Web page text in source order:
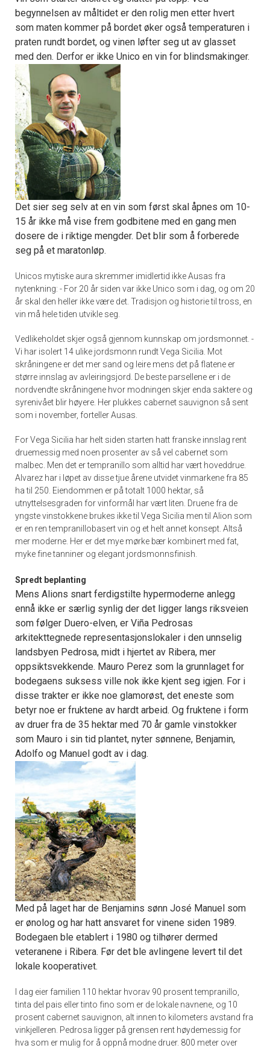
begynnelsen av måltidet er den rolig men etter hvert
som maten kommer på bordet øker også temperaturen i
praten rundt bordet, og vinen løfter seg ut av glasset
med den. Derfor er ikke Unico en vin for blindsmakinger.
Det sier seg selv at en vin som først skal åpnes om 10-
15 år ikke må vise frem godbitene med en gang men
dosere de i riktige mengder. Det blir som å forberede
seg på et maratonløp.
Unicos mytiske aura skremmer imidlertid ikke Ausas fra
nytenkning: - For 20 år siden var ikke Unico som i dag, og om 20
år skal den heller ikke være det. Tradisjon og historie til tross, en
vin må hele tiden utvikle seg.
Vedlikeholdet skjer også gjennom kunnskap om jordsmonnet. -
Vi har isolert 14 ulike jordsmonn rundt Vega Sicilia. Mot
skråningene er det mer sand og leire mens det på flatene er
større innslag av avleiringsjord. De beste parsellene er i de
nordvendte skråningene hvor modningen skjer enda saktere og
syrenivået blir høyere. Her plukkes cabernet sauvignon så sent
som i november, forteller Ausas.
For Vega Sicilia har helt siden starten hatt franske innslag rent
druemessig med noen prosenter av så vel cabernet som
malbec. Men det er tempranillo som alltid har vært hoveddrue.
Alvarez har i løpet av disse tjue årene utvidet vinmarkene fra 85
ha til 250. Eiendommen er på totalt 1000 hektar, så
utnyttelsesgraden for vinformål har vært liten. Druene fra de
yngste vinstokkene brukes ikke til Vega Sicilia men til Alion som
er en ren tempranillobasert vin og et helt annet konsept. Altså
mer moderne. Her er det mye mørke bær kombinert med fat,
myke fine tanniner og elegant jordsmonnsfinish.
Spredt beplanting
Mens Alions snart ferdigstilte hypermoderne anlegg
ennå ikke er særlig synlig der det ligger langs riksveien
som følger Duero-elven, er Viña Pedrosas
arkitekttegnede representasjonslokaler i den unnselig
landsbyen Pedrosa, midt i hjertet av Ribera, mer
oppsiktsvekkende. Mauro Perez som la grunnlaget for
bodegaens suksess ville nok ikke kjent seg igjen. For i
disse trakter er ikke noe glamorøst, det eneste som
betyr noe er fruktene av hardt arbeid. Og fruktene i form
av druer fra de 35 hektar med 70 år gamle vinstokker
som Mauro i sin tid plantet, nyter sønnene, Benjamin,
Adolfo og Manuel godt av i dag.
Med på laget har de Benjamins sønn José Manuel som
er ønolog og har hatt ansvaret for vinene siden 1989.
Bodegaen ble etablert i 1980 og tilhører dermed
veteranene i Ribera. Før det ble avlingene levert til det
lokale kooperativet.
I dag eier familien 110 hektar hvorav 90 prosent tempranillo,
tinta del pais eller tinto fino som er de lokale navnene, og 10
prosent cabernet sauvignon, alt innen to kilometers avstand fra
vinkjelleren. Pedrosa ligger på grensen rent høydemessig for
hva som er mulig for å oppnå modne druer. 800 meter over